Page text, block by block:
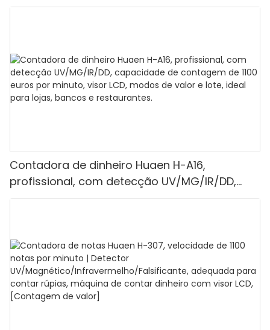
Contadora de dinheiro Huaen H-A16,
profissional, com detecção UV/MG/IR/DD,
capacidade de contagem de 1100 euros por